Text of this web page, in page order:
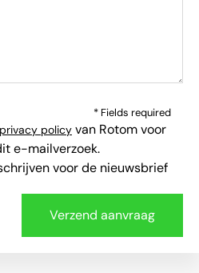
* Fields required
privacy policy van Rotom voor
e-mailverzoek.
voor de nieuwsbrief